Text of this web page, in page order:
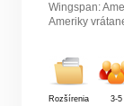
Wingspan:
Ameriky
Rozšírenia 3-5